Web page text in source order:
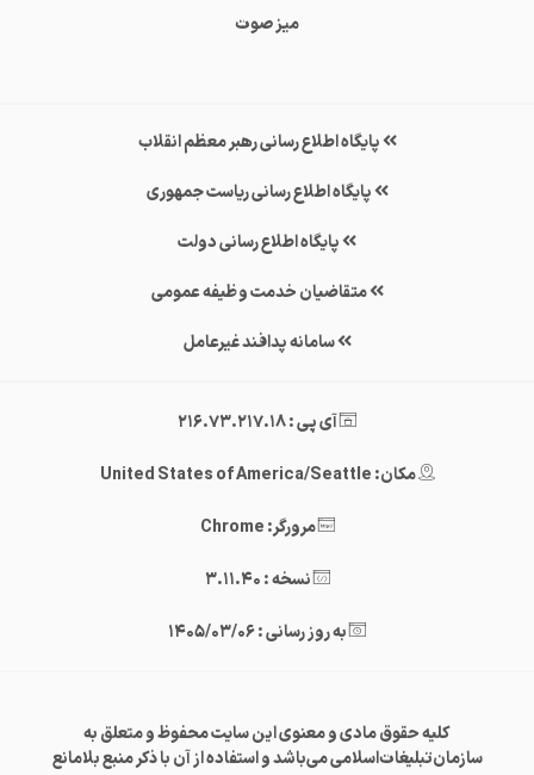
میز صوت
پایگاه اطلاع رسانی رهبر معظم انقلاب
پایگاه اطلاع رسانی ریاست جمهوری
پایگاه اطلاع رسانی دولت
متقاضیان خدمت وظیفه عمومی
سامانه پدافند غیرعامل
آی پی : 216.73.217.18
مکان: United States of America/Seattle
مرورگر: Chrome
نسخه : 3.11.40
به روز رسانی : 1405/03/06
کلیه حقوق مادی و معنوی این سایت محفوظ و متعلق به
سازمان‌تبلیغات‌اسلامی می‌باشد و استفاده از آن با ذکر منبع بلامانع